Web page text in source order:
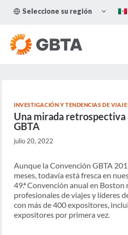
Seleccione su región
CHILD
INVESTIGACIÓN Y TENDENCIAS DE
Una mirada retrospectiva
GBTA
julio 20, 2022
Aunque la Convención GBTA
meses, todavía está fresca en
49.ª Convención anual en Boston
profesionales de viajes y líderes
con más de 400 expositores,
expositores por primera vez.